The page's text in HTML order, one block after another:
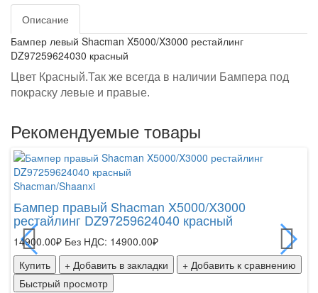
Описание
Бампер левый Shacman X5000/X3000 рестайлинг
DZ97259624030 красный
Цвет Красный.Так же всегда в наличии Бампера под
покраску левые и правые.
Рекомендуемые товары
Shacman/Shaanxi
Бампер правый Shacman X5000/X3000
рестайлинг DZ97259624040 красный
14900.00₽ Без НДС: 14900.00₽
Купить
+ Добавить в закладки
+ Добавить к сравнению
Быстрый просмотр